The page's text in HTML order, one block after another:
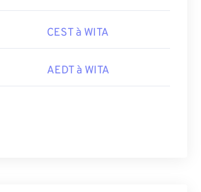
CEST à WITA
AEDT à WITA